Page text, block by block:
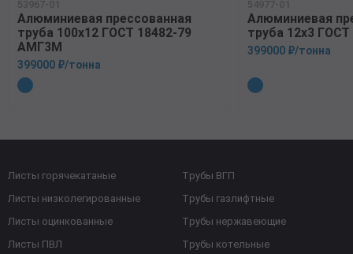
53967-01
Алюминиевая прессованная
труба 100х12 ГОСТ 18482-79
АМГ3М
399000 ₽/тонна
54977-01
Алюминиевая
труба 12х3
399000 ₽/тонна
Листы горячекатаные
Листы низколегированные
Листы оцинкованные
Листы ПВЛ
Трубы ВГП
Трубы газлифтные
Трубы нержавеющие
Трубы котельные